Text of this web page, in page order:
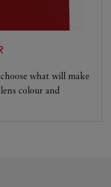
what will make
colour and